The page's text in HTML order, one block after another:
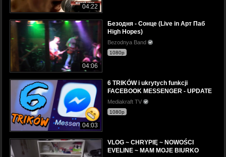
04:22
04:06
Безодня - Сонце (Live in Арт Паб
High Hopes)
Bezodnya Band
1080p
04:03
6 TRIKÓW i ukrytych funkcji
FACEBOOK MESSENGER - UPDATE
Mediakraft TV
1080p
VLOG ~ CHRYPIĘ ~ NOWOŚCI
EVELINE ~ MAM MOJE BIURKO